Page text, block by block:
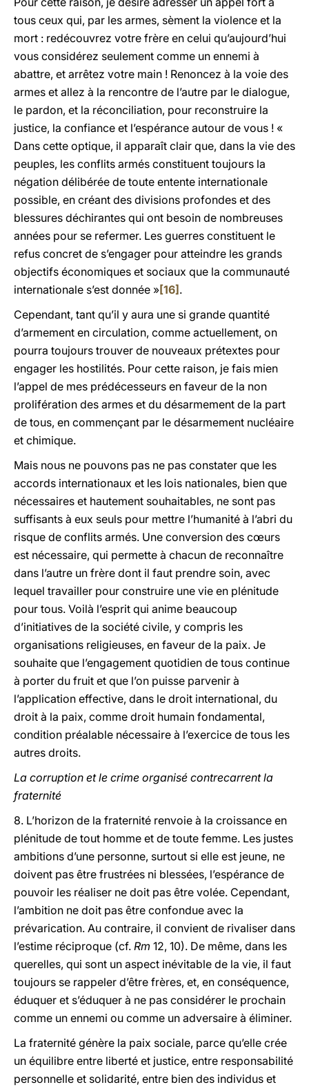
tous ceux qui, par les armes, sèment la violence et la
mort : redécouvrez votre frère en celui qu’aujourd’hui
vous considérez seulement comme un ennemi à
abattre, et arrêtez votre main ! Renoncez à la voie des
armes et allez à la rencontre de l’autre par le dialogue,
le pardon, et la réconciliation, pour reconstruire la
justice, la confiance et l’espérance autour de vous ! «
Dans cette optique, il apparaît clair que, dans la vie des
peuples, les conflits armés constituent toujours la
négation délibérée de toute entente internationale
possible, en créant des divisions profondes et des
blessures déchirantes qui ont besoin de nombreuses
années pour se refermer. Les guerres constituent le
refus concret de s’engager pour atteindre les grands
objectifs économiques et sociaux que la communauté
internationale s’est donnée »[16] .
Cependant, tant qu’il y aura une si grande quantité
d’armement en circulation, comme actuellement, on
pourra toujours trouver de nouveaux prétextes pour
engager les hostilités. Pour cette raison, je fais mien
l’appel de mes prédécesseurs en faveur de la non
prolifération des armes et du désarmement de la part
de tous, en commençant par le désarmement nucléaire
et chimique.
Mais nous ne pouvons pas ne pas constater que les
accords internationaux et les lois nationales, bien que
nécessaires et hautement souhaitables, ne sont pas
suffisants à eux seuls pour mettre l’humanité à l’abri du
risque de conflits armés. Une conversion des cœurs
est nécessaire, qui permette à chacun de reconnaître
dans l’autre un frère dont il faut prendre soin, avec
lequel travailler pour construire une vie en plénitude
pour tous. Voilà l’esprit qui anime beaucoup
d’initiatives de la société civile, y compris les
organisations religieuses, en faveur de la paix. Je
souhaite que l’engagement quotidien de tous continue
à porter du fruit et que l’on puisse parvenir à
l’application effective, dans le droit international, du
droit à la paix, comme droit humain fondamental,
condition préalable nécessaire à l’exercice de tous les
autres droits.
La corruption et le crime organisé contrecarrent la
fraternité
8. L’horizon de la fraternité renvoie à la croissance en
plénitude de tout homme et de toute femme. Les justes
ambitions d’une personne, surtout si elle est jeune, ne
doivent pas être frustrées ni blessées, l’espérance de
pouvoir les réaliser ne doit pas être volée. Cependant,
l’ambition ne doit pas être confondue avec la
prévarication. Au contraire, il convient de rivaliser dans
l’estime réciproque (cf. Rm 12, 10). De même, dans les
querelles, qui sont un aspect inévitable de la vie, il faut
toujours se rappeler d’être frères, et, en conséquence,
éduquer et s’éduquer à ne pas considérer le prochain
comme un ennemi ou comme un adversaire à éliminer.
La fraternité génère la paix sociale, parce qu’elle crée
un équilibre entre liberté et justice, entre responsabilité
personnelle et solidarité, entre bien des individus et